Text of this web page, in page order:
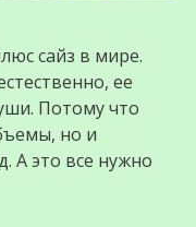
сайз в мире.
ее
Потому что
но и
А это все нужно